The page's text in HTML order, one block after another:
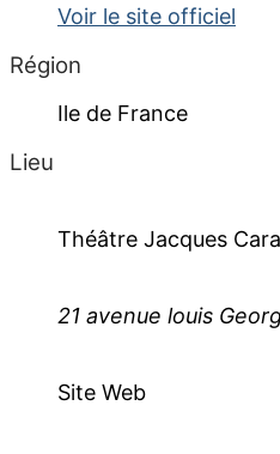
Voir le site officiel
Région
Ile de France
Lieu
Théâtre Jacques
21 avenue louis
Site Web